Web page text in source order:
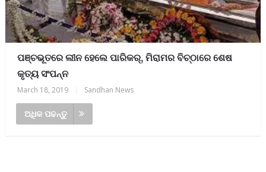
ପଞ୍ଚଭୂତରେ ଲୀନ ହେଲେ ପାରିକର୍‌, ମିରାମର ବିଚ୍‌ଠାରେ ଶେଷ
କୃତ୍ୟ ସଂପନ୍ନ
March 18, 2019 Sandhan News
ଅଧିକ ପଢନ୍ତୁ